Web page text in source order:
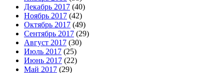
Декабрь 2017 (40)
Ноябрь 2017 (42)
Октябрь 2017 (49)
Сентябрь 2017 (29)
Август 2017 (30)
Июль 2017 (25)
Июнь 2017 (22)
Май 2017 (29)